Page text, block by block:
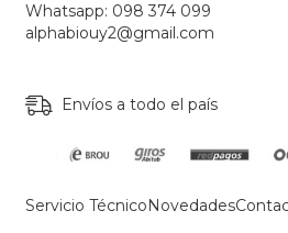
Whatsapp: 098 374 099
alphabiouy2@gmail.com
Envíos a todo el país
Servicio TécnicoNovedades